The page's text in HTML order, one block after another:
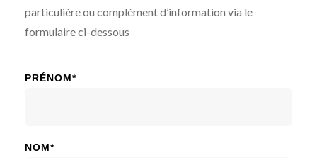
particulière ou complément d’information via le
formulaire ci-dessous
PRÉNOM*
NOM*